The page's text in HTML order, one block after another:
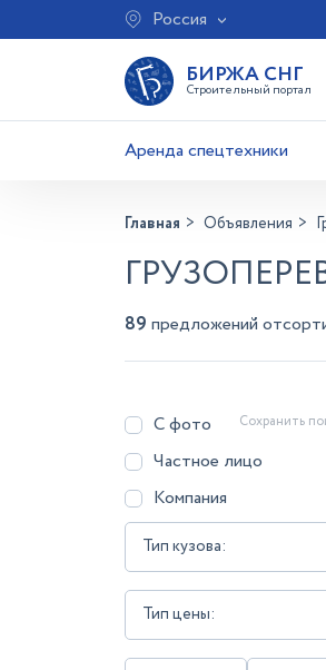
Россия
БИРЖА СНГ
Строительный портал
Аренда спецтехники
Главная Объявления
89 предложений
С фото
Частное лицо
Компания
Тип кузова:
Тип цены:
Сохранить